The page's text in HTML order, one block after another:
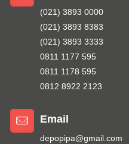
(021) 3893 0000
(021) 3893 8383
(021) 3893 3333
0811 1177 595
0811 1178 595
0812 8922 2123
Email
depopipa@gmail.com